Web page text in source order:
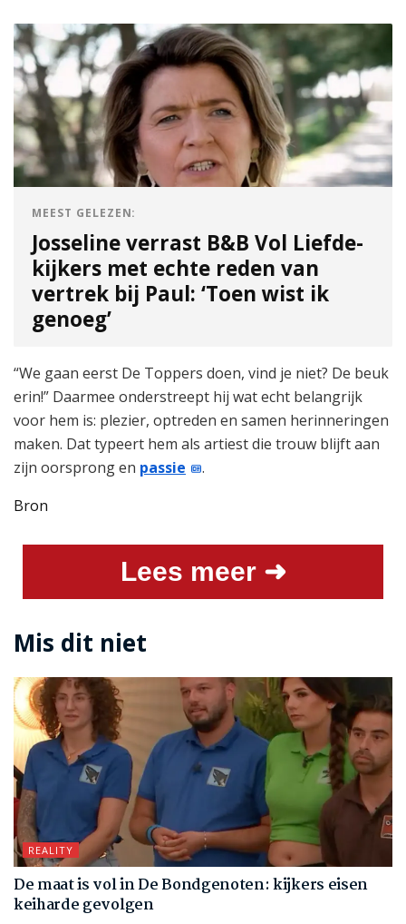
MEEST GELEZEN:
Josseline verrast B&B Vol Liefde-
kijkers met echte reden van
vertrek bij Paul: ‘Toen wist ik
genoeg’
“We gaan eerst De Toppers doen, vind je niet? De beuk
erin!” Daarmee onderstreept hij wat echt belangrijk
voor hem is: plezier, optreden en samen herinneringen
maken. Dat typeert hem als artiest die trouw blijft aan
zijn oorsprong en passie
.
Bron
Lees meer ➜
Mis dit niet
REALITY
De maat is vol in De Bondgenoten: kijkers eisen
keiharde gevolgen